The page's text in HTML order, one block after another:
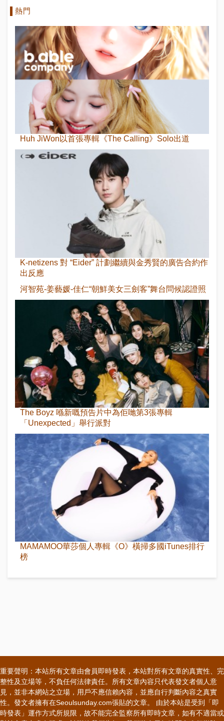
熱門
Huh JiWon以首張專輯《The Calling》Solo出道
K-netizens 對 “Eider” 計劃繼續與金秀賢的廣告合約作
出反應
河智苑-姜藝媛-佳仁“朝鮮美女三劍客”舞台問候認證照
The Boyz 喺新嘅預告片中為佢哋第3張專輯
「Unexpected」舉行派對
MAMAMOO華莎個人專輯《O》橫掃多國iTunes排行
榜
重要聲明：本站所有文章由會員即時發表，本站對所有文章的真實性、完
整性及立場等，不負任何法律責任。所有文章內容只代表發文者個人意
見，並非本網站之立場，用戶不應信賴內容，並應自行判斷內容之真實
性。發文者擁有在Seoulsunday.com張貼的文章。 由於本站是受到「即
時發表」運作方式所規限，故不能完全監察所有即時文章，如有不適當或